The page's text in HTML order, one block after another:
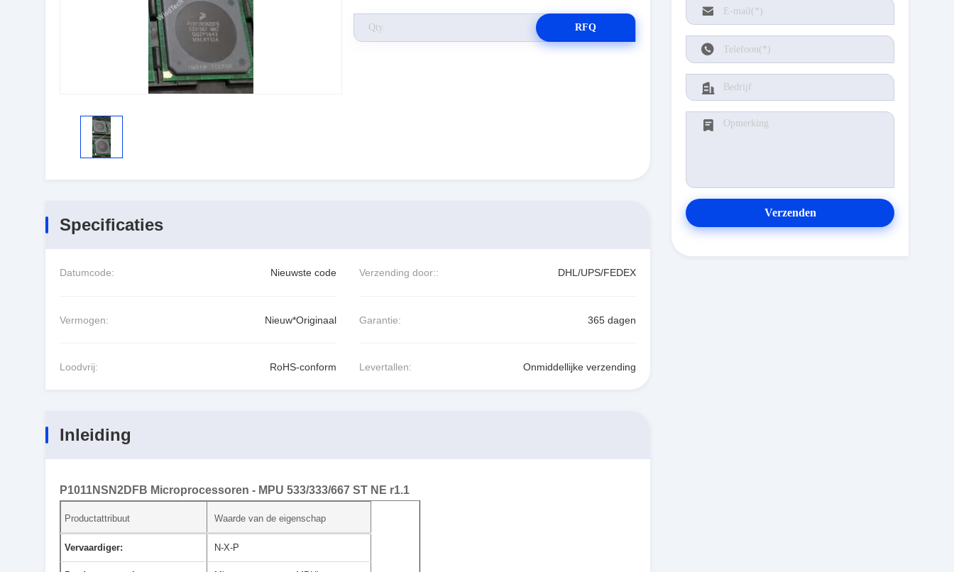
RFQ
Specificaties
Datumcode: Nieuwste code Verzending door:: DHL/UPS/FEDEX
Vermogen: Nieuw*Originaal Garantie: 365 dagen
Loodvrij: RoHS-conform Levertallen: Onmiddellijke verzending
Inleiding
P1011NSN2DFB Microprocessoren - MPU 533/333/667 ST NE r1.1
Productattribuut Waarde van de eigenschap
Vervaardiger: N-X-P
Verzenden